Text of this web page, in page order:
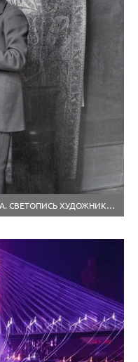
АРХИВ. ФОТОГРАФ СЕРЕБРЯНОГО ВЕКА. СВЕТОПИСЬ ХУДОЖНИКА ЭБЕРЛИНГА